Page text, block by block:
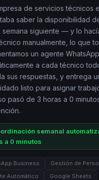
de servicios técnicos
saber la disponibilidad
semana siguiente — y lo
manualmente, lo que
un agente
a cada técnico
sus respuestas, y entrega
listo para asignar
pasó de 3 horas a 0
semanal
a 0 minutos
Business
Gestión de
Automático
Google Sheets